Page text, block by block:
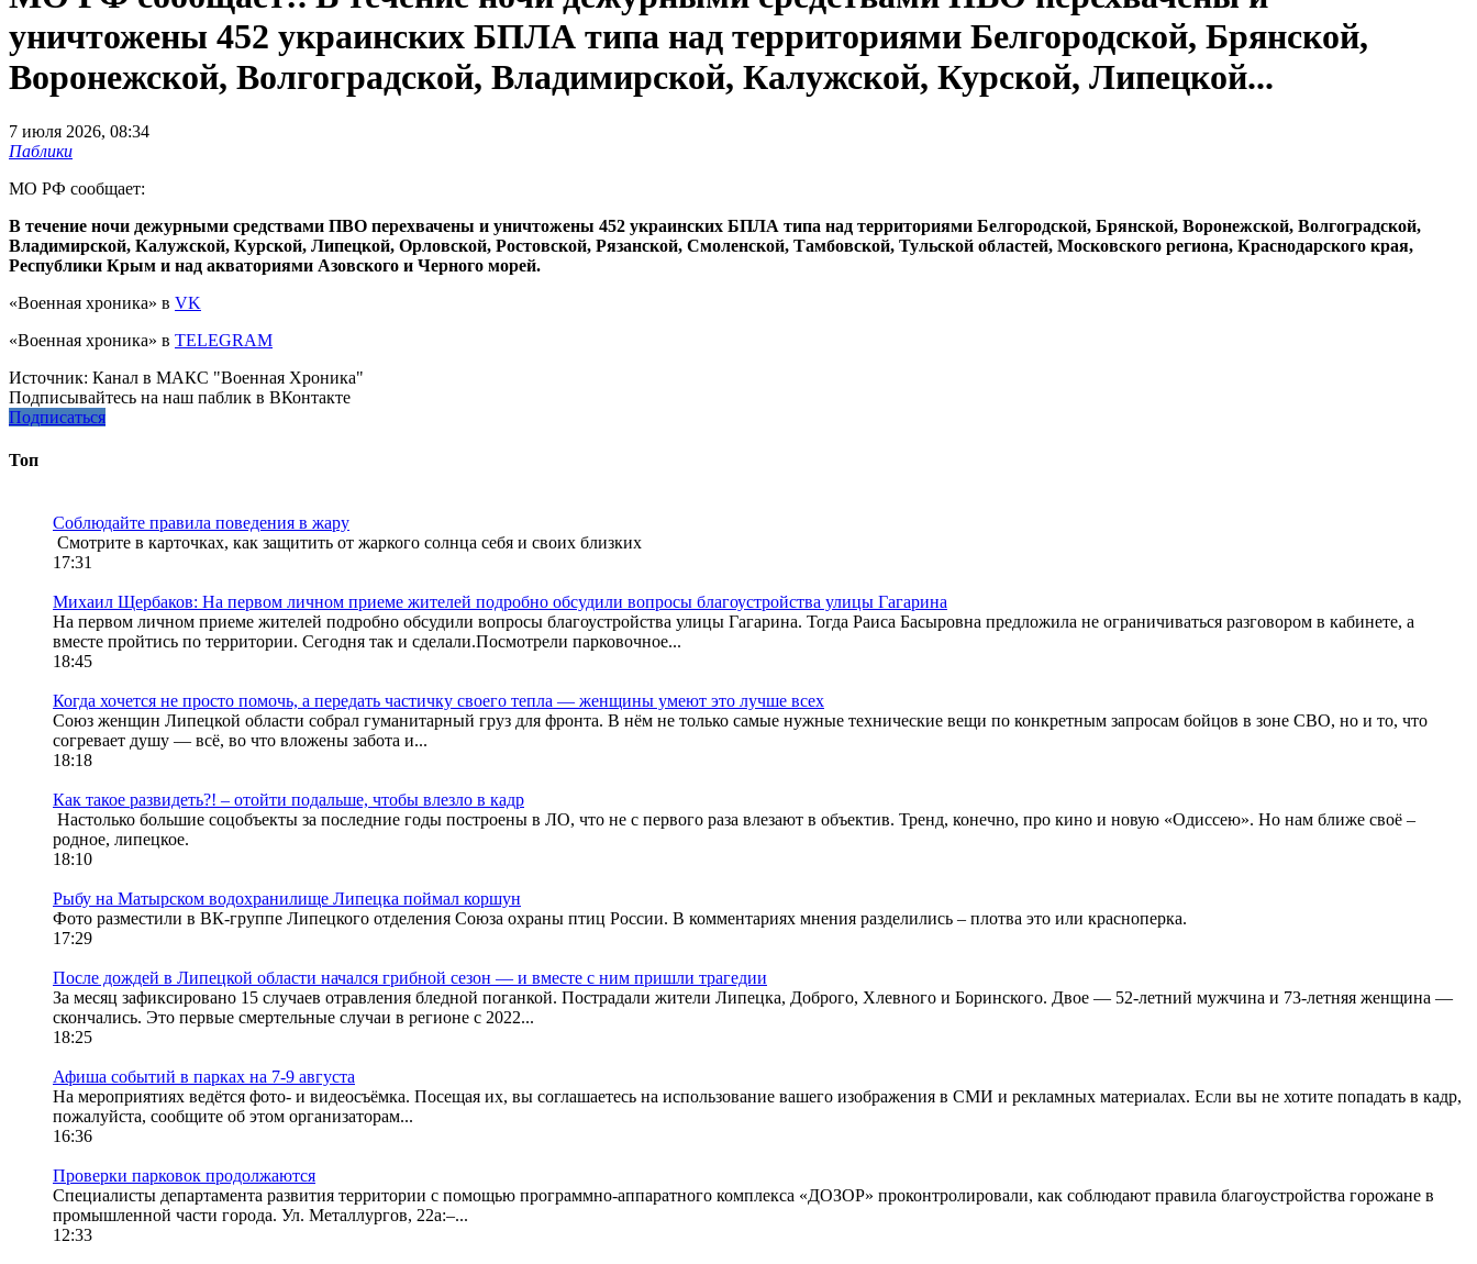
уничтожены 452 украинских БПЛА типа над территориями Белгородской, Брянской,
Воронежской, Волгоградской, Владимирской, Калужской, Курской, Липецкой...
7 июля 2026, 08:34
Паблики
МО РФ сообщает:
В течение ночи дежурными средствами ПВО перехвачены и уничтожены 452 украинских БПЛА типа над территориями Белгородской, Брянской, Воронежской, Волгоградской,
Владимирской, Калужской, Курской, Липецкой, Орловской, Ростовской, Рязанской, Смоленской, Тамбовской, Тульской областей, Московского региона, Краснодарского края,
Республики Крым и над акваториями Азовского и Черного морей.
«Военная хроника» в VK
«Военная хроника» в TELEGRAM
Источник: Канал в МАКС "Военная Хроника"
Подписывайтесь на наш паблик в ВКонтакте
Подписаться
Топ
Соблюдайте правила поведения в жару
Смотрите в карточках, как защитить от жаркого солнца себя и своих близких
17:31
Михаил Щербаков: На первом личном приеме жителей подробно обсудили вопросы благоустройства улицы Гагарина
На первом личном приеме жителей подробно обсудили вопросы благоустройства улицы Гагарина. Тогда Раиса Басыровна предложила не ограничиваться разговором в кабинете, а
вместе пройтись по территории. Сегодня так и сделали.Посмотрели парковочное...
18:45
Когда хочется не просто помочь, а передать частичку своего тепла — женщины умеют это лучше всех
Союз женщин Липецкой области собрал гуманитарный груз для фронта. В нём не только самые нужные технические вещи по конкретным запросам бойцов в зоне СВО, но и то, что
согревает душу — всё, во что вложены забота и...
18:18
Как такое развидеть?! – отойти подальше, чтобы влезло в кадр
Настолько большие соцобъекты за последние годы построены в ЛО, что не с первого раза влезают в объектив. Тренд, конечно, про кино и новую «Одиссею». Но нам ближе своё –
родное, липецкое.
18:10
Рыбу на Матырском водохранилище Липецка поймал коршун
Фото разместили в ВК-группе Липецкого отделения Союза охраны птиц России. В комментариях мнения разделились – плотва это или красноперка.
17:29
После дождей в Липецкой области начался грибной сезон — и вместе с ним пришли трагедии
За месяц зафиксировано 15 случаев отравления бледной поганкой. Пострадали жители Липецка, Доброго, Хлевного и Боринского. Двое — 52-летний мужчина и 73-летняя женщина —
скончались. Это первые смертельные случаи в регионе с 2022...
18:25
Афиша событий в парках на 7-9 августа
На мероприятиях ведётся фото- и видеосъёмка. Посещая их, вы соглашаетесь на использование вашего изображения в СМИ и рекламных материалах. Если вы не хотите попадать в кадр,
пожалуйста, сообщите об этом организаторам...
16:36
Проверки парковок продолжаются
Специалисты департамента развития территории с помощью программно-аппаратного комплекса «ДОЗОР» проконтролировали, как соблюдают правила благоустройства горожане в
промышленной части города. Ул. Металлургов, 22а:–...
12:33